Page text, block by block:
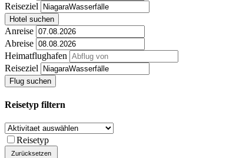
Reiseziel
Hotel suchen
Anreise
Abreise
Heimatflughafen
Reiseziel
Flug suchen
Reisetyp filtern
Reisetyp